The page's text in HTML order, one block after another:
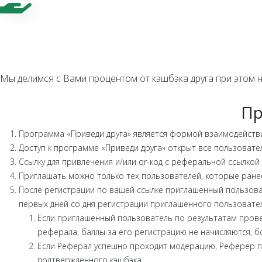
Мы делимся с Вами процентом от кэшбэка друга при этом
Программа «Приведи друга» является формой
Доступ к программе «Приведи друга» открыт все
Ссылку для привлечения и/или qr-код с реферальной
Приглашать можно только тех пользователей, которые
После регистрации по вашей ссылке приглашенный
первых дней со дня регистрации приглашенного
Если приглашенный пользователь по результатам
реферала, баллы за его регистрацию не начисляются,
Если Реферал успешно проходит модерацию, Реферер